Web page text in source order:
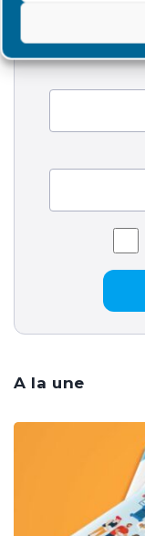
A la une